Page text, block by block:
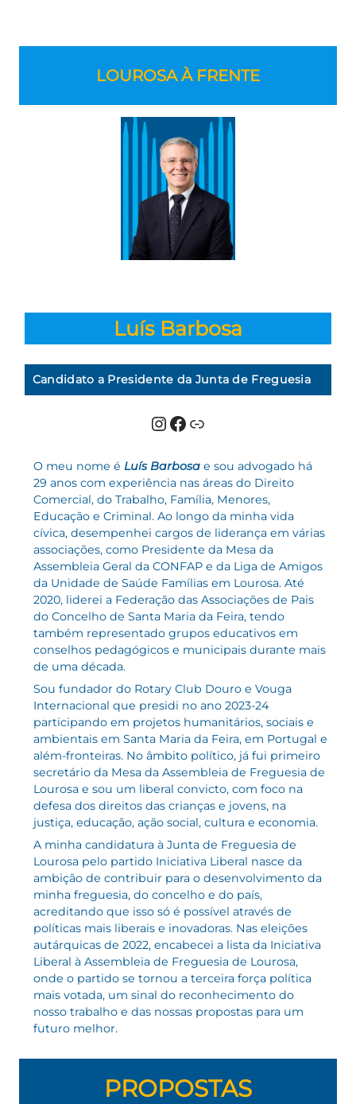
LOUROSA À FRENTE
Luís Barbosa
Candidato a Presidente da Junta de Freguesia
InstagramFacebook Link
O meu nome é Luís Barbosae sou advogado há
29 anos com experiência nas áreas do Direito
Comercial, do Trabalho, Família, Menores,
Educação e Criminal. Ao longo da minha vida
cívica, desempenhei cargos de liderança em várias
associações, como Presidente da Mesa da
Assembleia Geral da CONFAP e da Liga de Amigos
da Unidade de Saúde Famílias em Lourosa. Até
2020, liderei a Federação das Associações de Pais
do Concelho de Santa Maria da Feira, tendo
também representado grupos educativos em
conselhos pedagógicos e municipais durante mais
de uma década.
Sou fundador do Rotary Club Douro e Vouga
Internacional que presidi no ano 2023-24
participando em projetos humanitários, sociais e
ambientais em Santa Maria da Feira, em Portugal e
além-fronteiras. No âmbito político, já fui primeiro
secretário da Mesa da Assembleia de Freguesia de
Lourosa e sou um liberal convicto, com foco na
defesa dos direitos das crianças e jovens, na
justiça, educação, ação social, cultura e economia.
A minha candidatura à Junta de Freguesia de
Lourosa pelo partido Iniciativa Liberal nasce da
ambição de contribuir para o desenvolvimento da
minha freguesia, do concelho e do país,
acreditando que isso só é possível através de
políticas mais liberais e inovadoras. Nas eleições
autárquicas de 2022, encabecei a lista da Iniciativa
Liberal à Assembleia de Freguesia de Lourosa,
onde o partido se tornou a terceira força política
mais votada, um sinal do reconhecimento do
nosso trabalho e das nossas propostas para um
futuro melhor.
PROPOSTAS